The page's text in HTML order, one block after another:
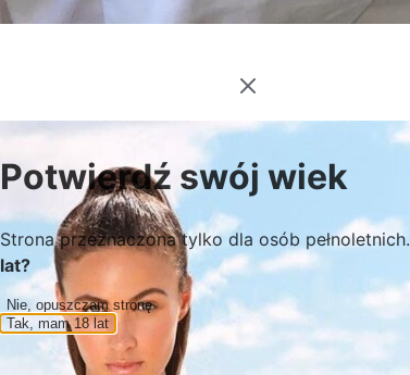
Potwierdź swój wiek
Strona przeznaczona tylko dla osób pełnoletnich.
lat?
Nie, opuszczam stronę
Tak, mam 18 lat